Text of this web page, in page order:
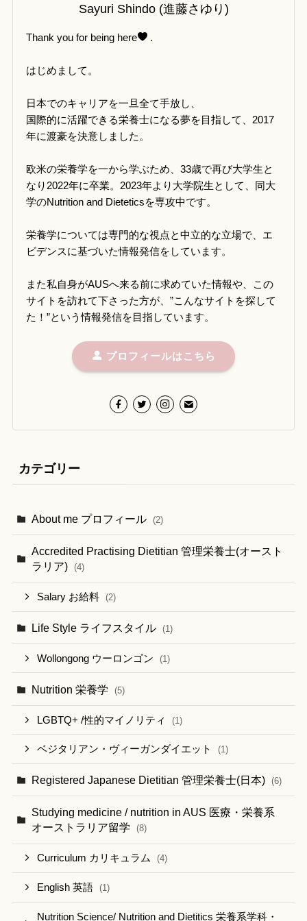
Sayuri Shindo (進藤さゆり)
Thank you for being here .
はじめまして。
日本でのキャリアを一旦全て手放し、
国際的に活躍できる栄養士になる夢を目指して、2017
年に渡豪を決意しました。
欧米の栄養学を一から学ぶため、33歳で再び大学生と
なり2022年に卒業。2023年より大学院生として、同大
学のNutrition and Dieteticsを専攻中です。
栄養学については専門的な視点と中立的な立場で、エ
ビデンスに基づいた情報発信をしています。
また私自身がAUSへ来る前に求めていた情報や、この
サイトを訪れて下さった方が、”こんなサイトを探して
た！”という情報発信を目指しています。
プロフィールはこちら
カテゴリー
About me プロフィール (2)
Accredited Practising Dietitian 管理栄養士(オースト
ラリア)
(4)
Salary お給料 (2)
Life Style ライフスタイル (1)
Wollongong ウーロンゴン (1)
Nutrition 栄養学 (5)
LGBTQ+ /性的マイノリティ (1)
ベジタリアン・ヴィーガンダイエット (1)
Registered Japanese Dietitian 管理栄養士(日本) (6)
Studying medicine / nutrition in AUS 医療・栄養系
オーストラリア留学
(8)
Curriculum カリキュラム (4)
English 英語 (1)
Nutrition Science/ Nutrition and Dietitics 栄養系学科・